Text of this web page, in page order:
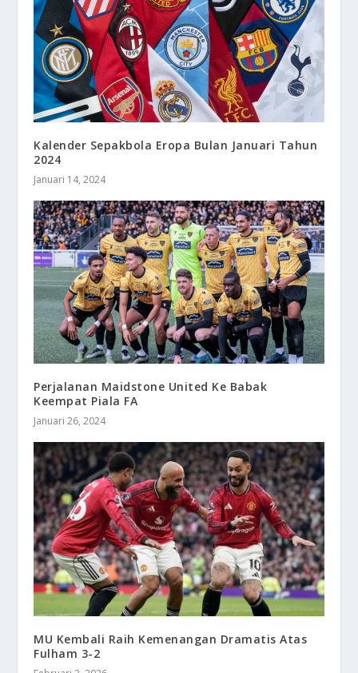
Kalender Sepakbola Eropa Bulan Januari Tahun
2024
Januari 14, 2024
Perjalanan Maidstone United Ke Babak
Keempat Piala FA
Januari 26, 2024
MU Kembali Raih Kemenangan Dramatis Atas
Fulham 3-2